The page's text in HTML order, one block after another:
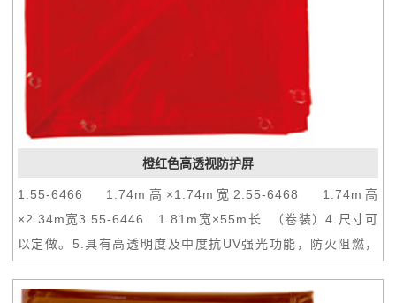
橙红色高透视防护屏
1.55-6466 1.74m高×1.74m宽2.55-6468 1.74m高
×2.34m宽3.55-6446 1.81m宽×55m长 （卷装）4.尺寸可
以定做。5.具有高透明度及中度抗UV强光功能，防火阻燃，
一个直径1.2cm的挂孔。6.可用扎带安全地固定在组合框架